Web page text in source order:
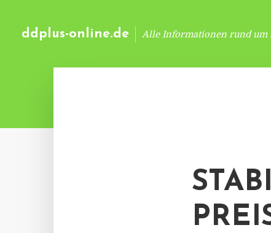
ddplus-online.de Alle Informationen rund um